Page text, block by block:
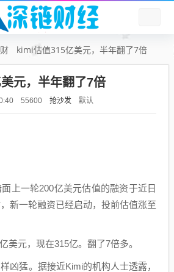
kimi估值315亿美元，半年翻了7倍
元，半年翻了7倍
55600 抢沙发 默认
上一轮200亿美元估值的融资于近日
新一轮融资已经启动，投前估值涨至
美元，现在315亿。翻了7倍多。
凶猛。据接近Kimi的机构人士透露，